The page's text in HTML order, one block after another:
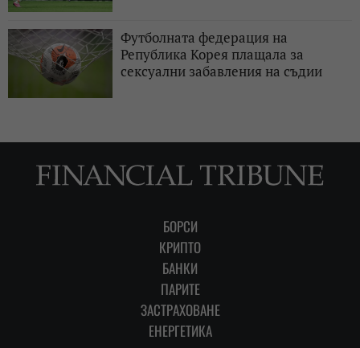
Футболната федерация на
Република Корея плащала за
сексуални забавления на съдии
БОРСИ
КРИПТО
БАНКИ
ПАРИТЕ
ЗАСТРАХОВАНЕ
ЕНЕРГЕТИКА